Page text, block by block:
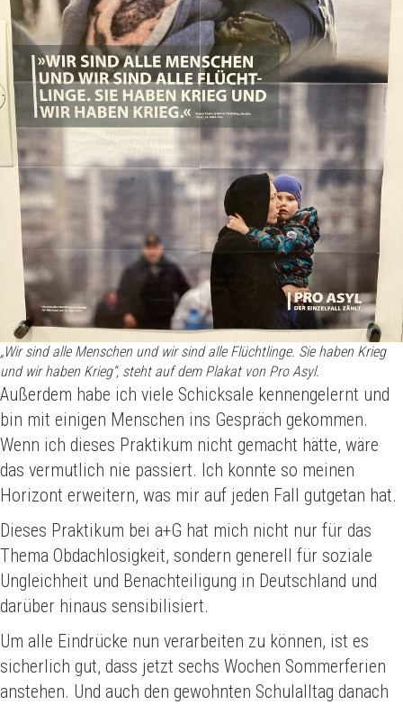
„Wir sind alle Menschen und wir sind alle Flüchtlinge. Sie haben Krieg
und wir haben Krieg“, steht auf dem Plakat von Pro Asyl.
Außerdem habe ich viele Schicksale kennengelernt und
bin mit einigen Menschen ins Gespräch gekommen.
Wenn ich dieses Praktikum nicht gemacht hätte, wäre
das vermutlich nie passiert. Ich konnte so meinen
Horizont erweitern, was mir auf jeden Fall gutgetan hat.
Dieses Praktikum bei a+G hat mich nicht nur für das
Thema Obdachlosigkeit, sondern generell für soziale
Ungleichheit und Benachteiligung in Deutschland und
darüber hinaus sensibilisiert.
Um alle Eindrücke nun verarbeiten zu können, ist es
sicherlich gut, dass jetzt sechs Wochen Sommerferien
anstehen. Und auch den gewohnten Schulalltag danach